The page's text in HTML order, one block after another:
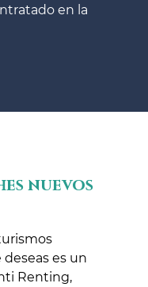
en la
nuevos
es un
Renting,